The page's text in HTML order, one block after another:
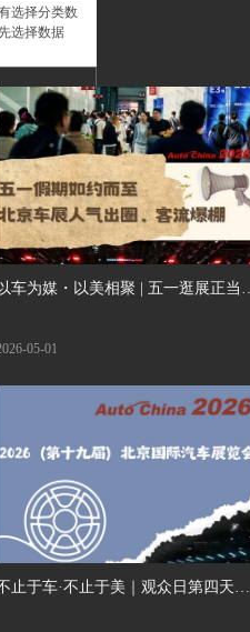
选择分类数
选择数据
车为媒・以美相聚 | 五一逛展正当
05-01
止于车·不止于美｜观众日第四天人